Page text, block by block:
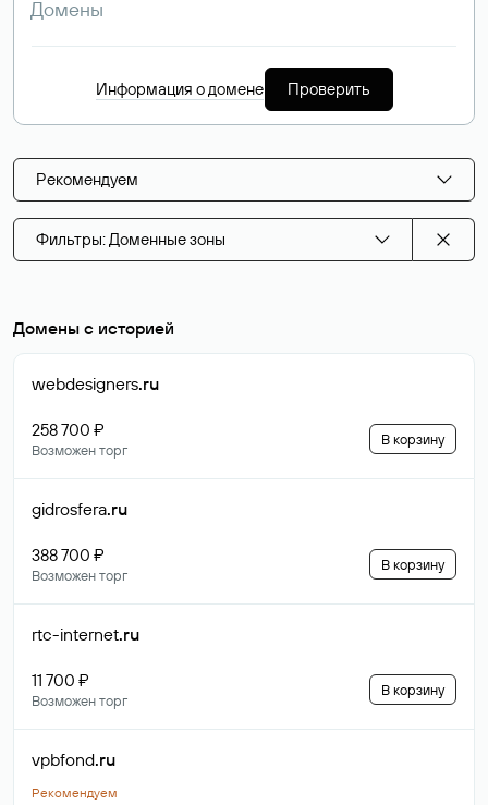
Информация о домене Проверить
Рекомендуем
Фильтры: Доменные зоны
Домены с историей
webdesigners.ru
258 700 ₽
Возможен торг
В корзину
gidrosfera.ru
388 700 ₽
Возможен торг
В корзину
rtc-internet.ru
11 700 ₽
Возможен торг
В корзину
vpbfond.ru
Рекомендуем